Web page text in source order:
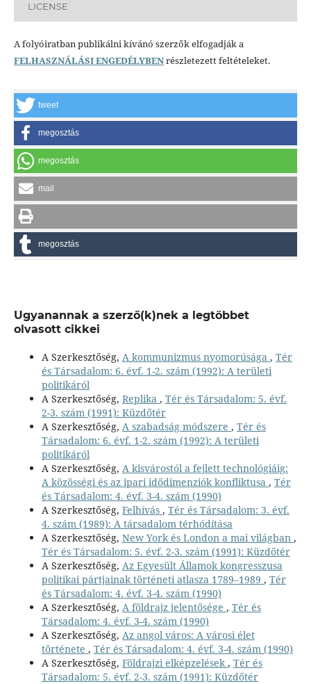
LICENSE
A folyóiratban publikálni kívánó szerzők elfogadják a
FELHASZNÁLÁSI ENGEDÉLYBENrészletezett feltételeket.
tweet
megosztás
megosztás
mail
megosztás
Ugyanannak a szerző(k)nek a legtöbbet
olvasott cikkei
A Szerkesztőség, A kommunizmus nyomorúsága , Tér
és Társadalom: 6. évf. 1-2. szám (1992): A területi
politikáról
A Szerkesztőség, Replika , Tér és Társadalom: 5. évf.
2-3. szám (1991): Küzdőtér
A Szerkesztőség, A szabadság módszere , Tér és
Társadalom: 6. évf. 1-2. szám (1992): A területi
politikáról
A Szerkesztőség, A kisvárostól a fejlett technológiáig:
A közösségi és az ipari idődimenziók konfliktusa , Tér
és Társadalom: 4. évf. 3-4. szám (1990)
A Szerkesztőség, Felhívás , Tér és Társadalom: 3. évf.
4. szám (1989): A társadalom térhódítása
A Szerkesztőség, New York és London a mai világban ,
Tér és Társadalom: 5. évf. 2-3. szám (1991): Küzdőtér
A Szerkesztőség, Az Egyesült Államok kongresszusa
politikai pártjainak történeti atlasza 1789–1989 , Tér
és Társadalom: 4. évf. 3-4. szám (1990)
A Szerkesztőség, A földrajz jelentősége , Tér és
Társadalom: 4. évf. 3-4. szám (1990)
A Szerkesztőség, Az angol város: A városi élet
története , Tér és Társadalom: 4. évf. 3-4. szám (1990)
A Szerkesztőség, Földrajzi elképzelések , Tér és
Társadalom: 5. évf. 2-3. szám (1991): Küzdőtér